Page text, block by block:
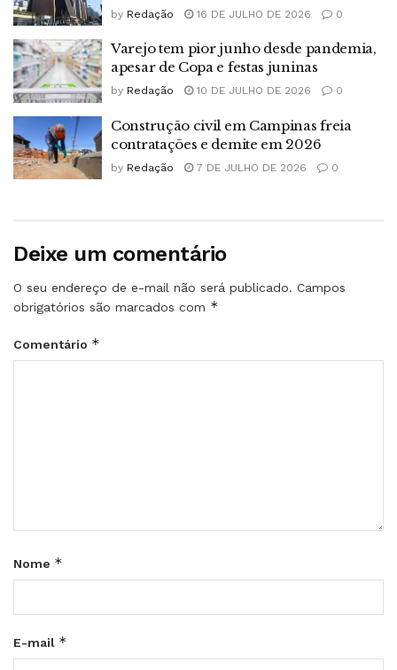
by Redação 16 DE JULHO DE 2026 0
Varejo tem pior junho desde pandemia,
apesar de Copa e festas juninas
by Redação 10 DE JULHO DE 2026 0
Construção civil em Campinas freia
contratações e demite em 2026
by Redação 7 DE JULHO DE 2026 0
Deixe um comentário
O seu endereço de e-mail não será publicado. Campos
obrigatórios são marcados com *
Comentário *
Nome *
E-mail *